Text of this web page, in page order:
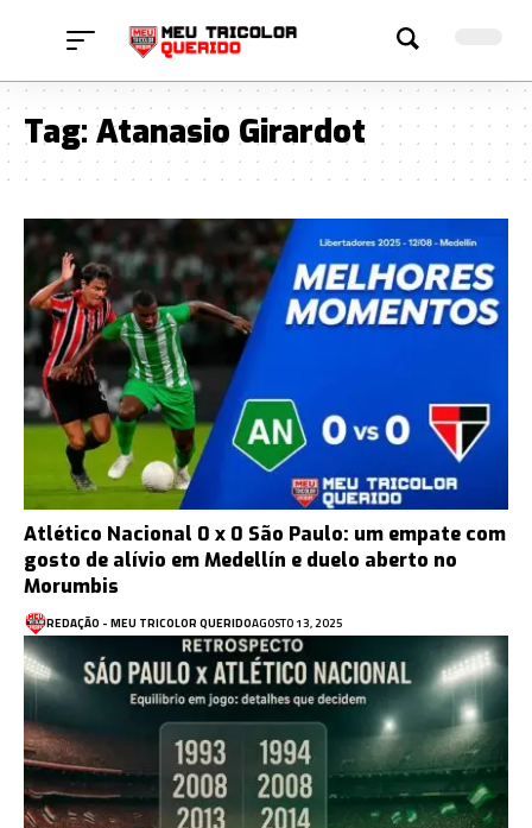
Tag: Atanasio Girardot
Atlético Nacional 0 x 0 São Paulo: um empate com
gosto de alívio em Medellín e duelo aberto no
Morumbis
REDAÇÃO - MEU TRICOLOR QUERIDOAGOSTO 13, 2025